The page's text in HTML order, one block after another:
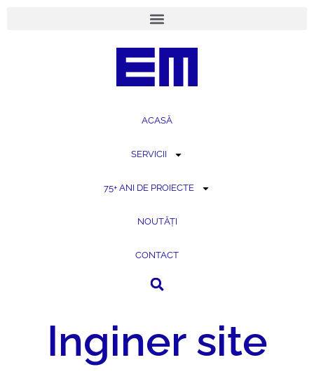
ACASĂ
SERVICII
75+ ANI DE PROIECTE
NOUTĂȚI
CONTACT
Inginer site